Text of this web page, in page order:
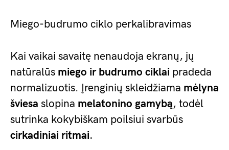
Miego-budrumo ciklo perkalibravimas
Kai vaikai savaitę nenaudoja ekranų, jų
natūralūs miego ir budrumo ciklai pradeda
normalizuotis. Įrenginių skleidžiama mėlyna
šviesa slopina melatonino gamybą, todėl
sutrinka kokybiškam poilsiui svarbūs
cirkadiniai ritmai.